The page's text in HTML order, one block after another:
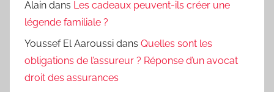
Alain dans Les cadeaux peuvent-ils créer une
légende familiale ?
Youssef El Aaroussi dans Quelles sont les
obligations de l’assureur ? Réponse d’un avocat
droit des assurances